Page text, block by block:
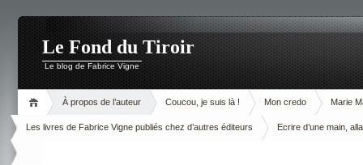
Le Fond du Tiroir
Le blog de Fabrice Vigne
À propos de l’auteur Coucou, je suis là ! Mon credo Marie
Les livres de Fabrice Vigne publiés chez d’autres éditeurs Ecrire d’une main,